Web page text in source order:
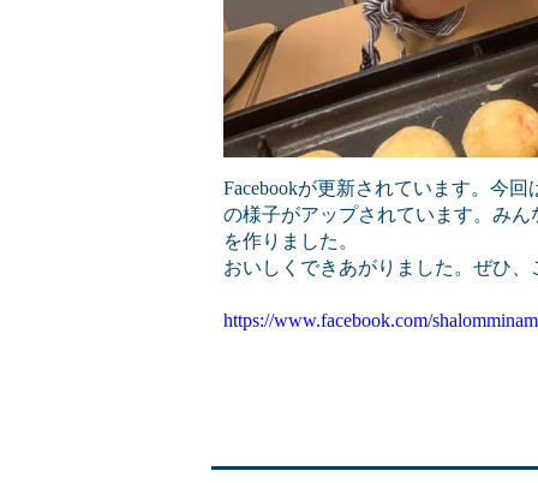
Facebookが更新されています。今
の様子がアップされています。み
を作りました。
おいしくできあがりました。ぜひ、
https://www.facebook.com/